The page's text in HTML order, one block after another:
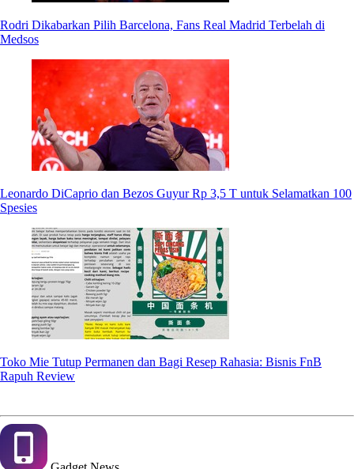
Rodri Dikabarkan Pilih Barcelona, Fans Real Madrid Terbelah di
Medsos
Leonardo DiCaprio dan Bezos Guyur Rp 3,5 T untuk Selamatkan 100
Spesies
Toko Mie Tutup Permanen dan Bagi Resep Rahasia: Bisnis FnB
Rapuh Review